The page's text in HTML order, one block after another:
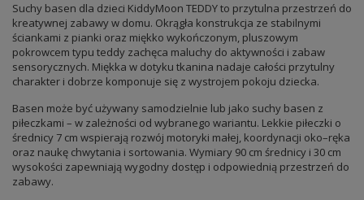
Suchy basen dla dzieci KiddyMoon TEDDY to przytulna przestrzeń do
kreatywnej zabawy w domu. Okrągła konstrukcja ze stabilnymi
ściankami z pianki oraz miękko wykończonym, pluszowym
pokrowcem typu teddy zachęca maluchy do aktywności i zabaw
sensorycznych. Miękka w dotyku tkanina nadaje całości przytulny
charakter i dobrze komponuje się z wystrojem pokoju dziecka.
Basen może być używany samodzielnie lub jako suchy basen z
piłeczkami – w zależności od wybranego wariantu. Lekkie piłeczki o
średnicy 7 cm wspierają rozwój motoryki małej, koordynacji oko–ręka
oraz naukę chwytania i sortowania. Wymiary 90 cm średnicy i 30 cm
wysokości zapewniają wygodny dostęp i odpowiednią przestrzeń do
zabawy.